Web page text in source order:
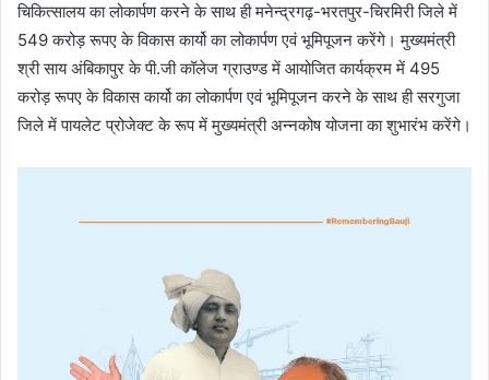
चिकित्सालय का लोकार्पण करने के साथ ही मनेन्द्रगढ़-भरतपुर-चिरमिरी जिले में
549 करोड़ रूपए के विकास कार्यो का लोकार्पण एवं भूमिपूजन करेंगे। मुख्यमंत्री
श्री साय अंबिकापुर के पी.जी कॉलेज ग्राउण्ड में आयोजित कार्यक्रम में 495
करोड़ रूपए के विकास कार्यो का लोकार्पण एवं भूमिपूजन करने के साथ ही सरगुजा
जिले में पायलेट प्रोजेक्ट के रूप में मुख्यमंत्री अन्नकोष योजना का शुभारंभ करेंगे।